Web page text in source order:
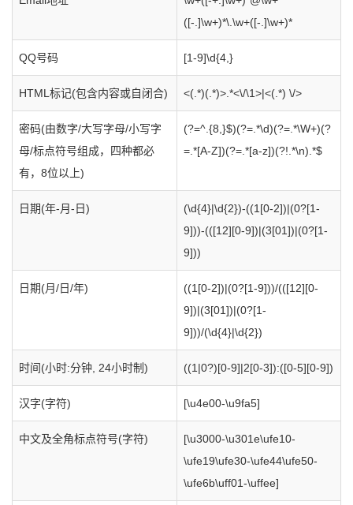
([-.]\w+)*\.\w+([-.]\w+)*
QQ号码 [1-9]\d{4,}
HTML标记(包含内容或自闭合) <(.*)(.*)>.*<\/\1>|<(.*) \/>
密码(由数字/大写字母/小写字
母/标点符号组成，四种都必
有，8位以上)
(?=^.{8,}$)(?=.*\d)(?=.*\W+)(?
=.*[A-Z])(?=.*[a-z])(?!.*\n).*$
日期(年-月-日)
(\d{4}|\d{2})-((1[0-2])|(0?[1-
9]))-(([12][0-9])|(3[01])|(0?[1-
9]))
日期(月/日/年)
((1[0-2])|(0?[1-9]))/(([12][0-
9])|(3[01])|(0?[1-
9]))/(\d{4}|\d{2})
时间(小时:分钟, 24小时制) ((1|0?)[0-9]|2[0-3]):([0-5][0-9])
汉字(字符) [\u4e00-\u9fa5]
中文及全角标点符号(字符)
[\u3000-\u301e\ufe10-
\ufe19\ufe30-\ufe44\ufe50-
\ufe6b\uff01-\uffee]